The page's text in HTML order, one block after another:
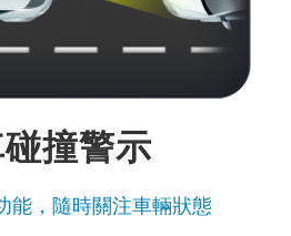
撞警示
能，隨時關注車輛狀態